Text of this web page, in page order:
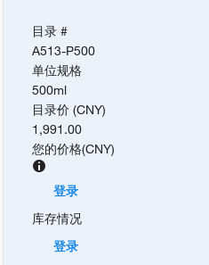
目录 #
A513-P500
单位规格
500ml
目录价 (CNY)
1,991.00
您的价格(CNY)
登录
库存情况
登录